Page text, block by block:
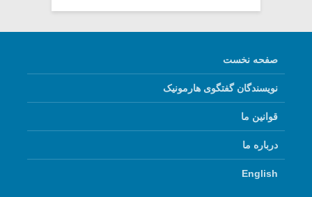
صفحه نخست
نویسندگان گفتگوی هارمونیک
قوانین ما
درباره ما
English